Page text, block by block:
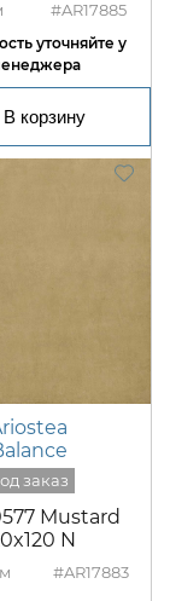
#AR17885
Mustard
N
#AR17883